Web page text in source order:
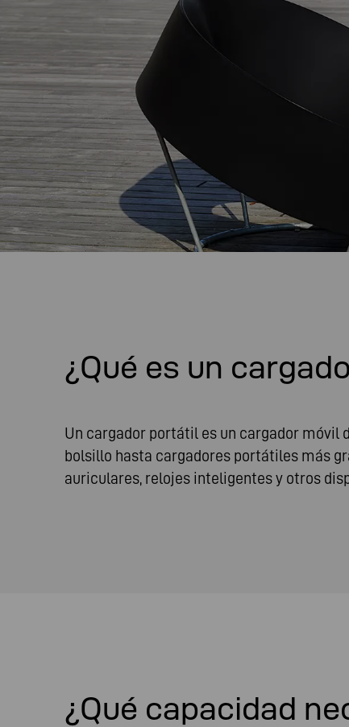
¿Qué es un
Un cargador portátil es un cargador móvil
bolsillo hasta cargadores portátiles más
auriculares, relojes inteligentes y otros
¿Qué capacidad